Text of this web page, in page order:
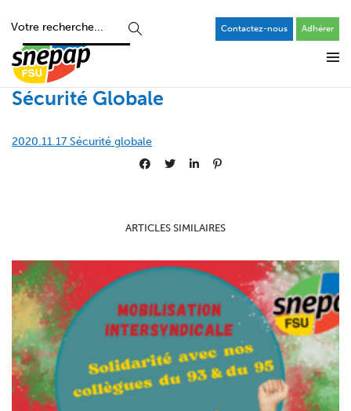
Contactez-nous Adhérer
Sécurité Globale
2020.11.17 Sécurité globale
ARTICLES SIMILAIRES